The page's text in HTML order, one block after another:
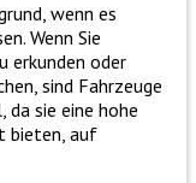
wenn es
Wenn Sie
erkunden oder
sind Fahrzeuge
da sie eine hohe
bieten, auf